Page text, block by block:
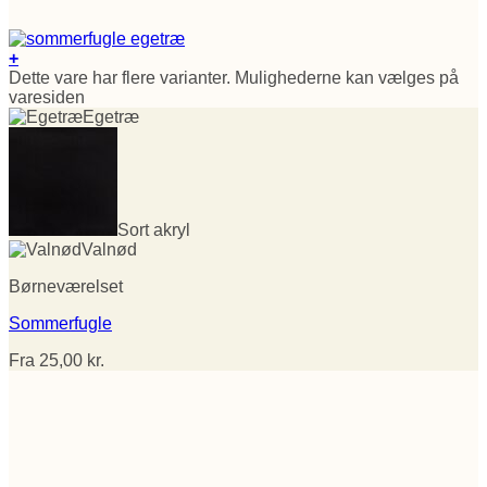
+
Dette vare har flere varianter. Mulighederne kan vælges på
varesiden
Egetræ
Sort akryl
Valnød
Børneværelset
Sommerfugle
Fra 25,00 kr.